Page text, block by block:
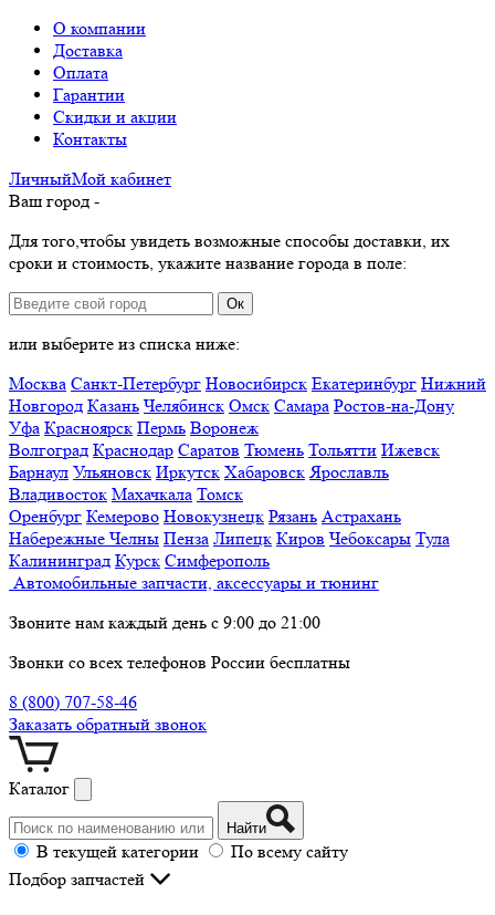
О компании
Доставка
Оплата
Гарантии
Скидки и акции
Контакты
ЛичныйМой кабинет
Ваш город -
Для того,чтобы увидеть возможные способы доставки, их
сроки и стоимость, укажите название города в поле:
Ок
или выберите из списка ниже:
Москва Санкт-Петербург Новосибирск Екатеринбург Нижний
Новгород Казань Челябинск Омск Самара Ростов-на-Дону
Уфа Красноярск Пермь Воронеж
Волгоград Краснодар Саратов Тюмень Тольятти Ижевск
Барнаул Ульяновск Иркутск Хабаровск Ярославль
Владивосток Махачкала Томск
Оренбург Кемерово Новокузнецк Рязань Астрахань
Набережные Челны Пенза Липецк Киров Чебоксары Тула
Калининград Курск Симферополь
Автомобильные запчасти, аксессуары и тюнинг
Звоните нам каждый день с 9:00 до 21:00
Звонки со всех телефонов России бесплатны
8 (800) 707-58-46
Заказать обратный звонок
Каталог
Найти
В текущей категории
По всему сайту
Подбор запчастей